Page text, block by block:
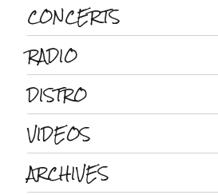
CONCERTS
RADIO
DISTRO
VIDEOS
ARCHIVES